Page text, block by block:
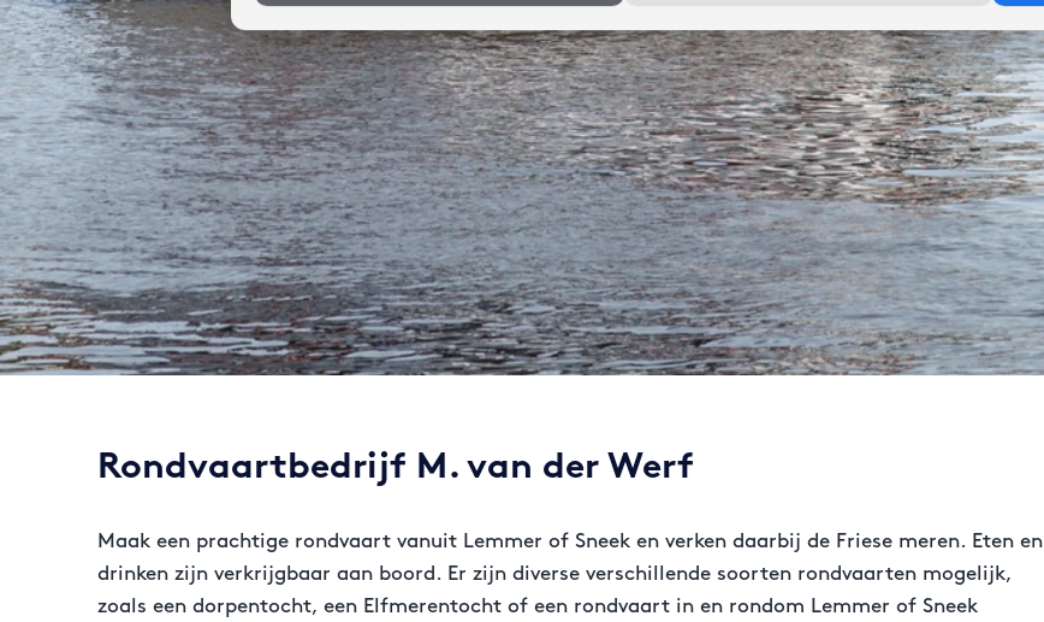
Rondvaartbedrijf M. van der Werf
Maak een prachtige rondvaart vanuit Lemmer of Sneek en verken daarbij de Friese meren. Eten en
drinken zijn verkrijgbaar aan boord. Er zijn diverse verschillende soorten rondvaarten mogelijk,
zoals een dorpentocht, een Elfmerentocht of een rondvaart in en rondom Lemmer of Sneek